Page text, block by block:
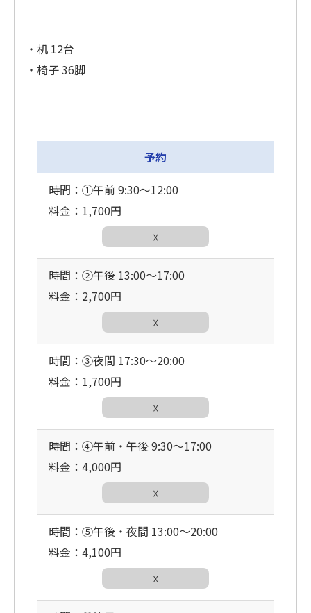
・机 12台
・椅子 36脚
予約
時間：①午前 9:30〜12:00
料金：1,700円
☓
時間：②午後 13:00〜17:00
料金：2,700円
☓
時間：③夜間 17:30〜20:00
料金：1,700円
☓
時間：④午前・午後 9:30〜17:00
料金：4,000円
☓
時間：⑤午後・夜間 13:00〜20:00
料金：4,100円
☓